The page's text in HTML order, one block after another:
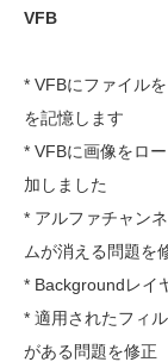
VFB
* VFBにファイル
を記憶します
* VFBに画像をロ
加しました
* アルファチャン
ムが消える問題を
* Backgroundレイ
* 適用されたフィ
がある問題を修正